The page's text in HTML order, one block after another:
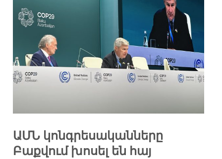
ԱՄՆ կոնգրեսականները
Բաքվում խոսել են հայ